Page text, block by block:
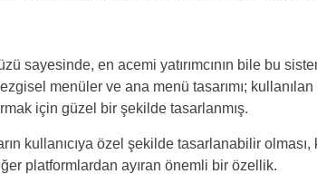
Russia
Sweden
Slovakia
sayesinde, en acemi yatırımcının bile bu
menüler ve ana menü tasarımı;
için güzel bir şekilde tasarlanmış.
kullanıcıya özel şekilde tasarlanabilir
platformlardan ayıran önemli bir özellik.